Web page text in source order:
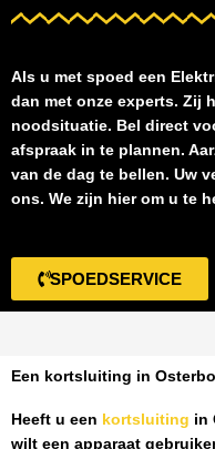
Als u met spoed een
dan met onze experts. Zij
noodsituatie. Bel direct
afspraak in te plannen.
van de dag te bellen. Uw
ons. We zijn hier om u te
SPOEDSERVICE
Een kortsluiting in
Heeft u een kortsluiting in
wilt een apparaat